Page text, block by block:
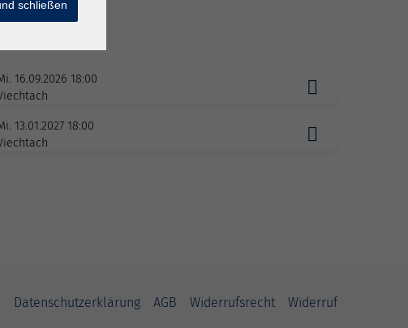
16.09.2026 18:00
13.01.2027 18:00
Datenschutzerklärung AGB Widerrufsrecht Widerruf
schließen